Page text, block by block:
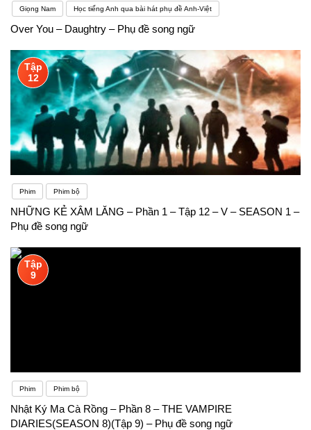
Giọng Nam Học tiếng Anh qua bài hát phụ đề Anh-Việt
Over You – Daughtry – Phụ đề song ngữ
Tập
12
Phim Phim bộ
NHỮNG KẺ XÂM LĂNG – Phần 1 – Tập 12 – V – SEASON 1 –
Phụ đề song ngữ
Tập
9
Phim Phim bộ
Nhật Ký Ma Cà Rồng – Phần 8 – THE VAMPIRE
DIARIES(SEASON 8)(Tập 9) – Phụ đề song ngữ